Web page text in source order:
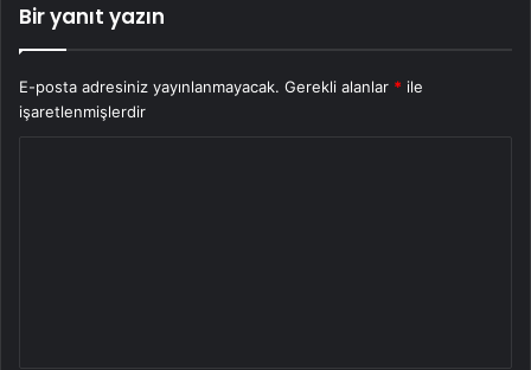
Bir yanıt yazın
E-posta adresiniz yayınlanmayacak. Gerekli alanlar * ile
işaretlenmişlerdir